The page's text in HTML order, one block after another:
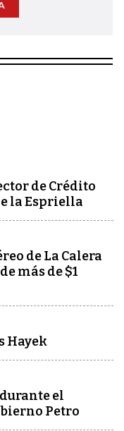
de Crédito
la Espriella
de La Calera
más de $1
Hayek
el
Petro